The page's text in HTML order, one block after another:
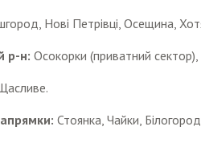
Нові Петрівці, Осещина,
р-н: Осокорки (приватний сектор),
Стоянка, Чайки,